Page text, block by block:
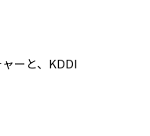
ーと、KDDI